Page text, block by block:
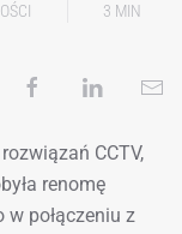
3 MIN
CCTV,
renomę
w połączeniu z